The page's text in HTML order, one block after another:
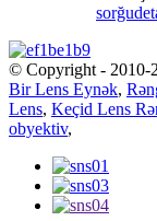
sorğu
© Copyright - 2010-
Bir Lens Eynək,
Lens, Keçid Lens
obyektiv,